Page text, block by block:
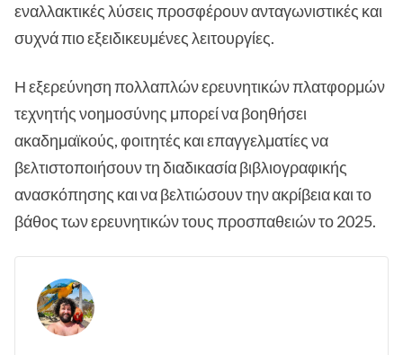
εναλλακτικές λύσεις προσφέρουν ανταγωνιστικές και
συχνά πιο εξειδικευμένες λειτουργίες.
Η εξερεύνηση πολλαπλών ερευνητικών πλατφορμών
τεχνητής νοημοσύνης μπορεί να βοηθήσει
ακαδημαϊκούς, φοιτητές και επαγγελματίες να
βελτιστοποιήσουν τη διαδικασία βιβλιογραφικής
ανασκόπησης και να βελτιώσουν την ακρίβεια και το
βάθος των ερευνητικών τους προσπαθειών το 2025.